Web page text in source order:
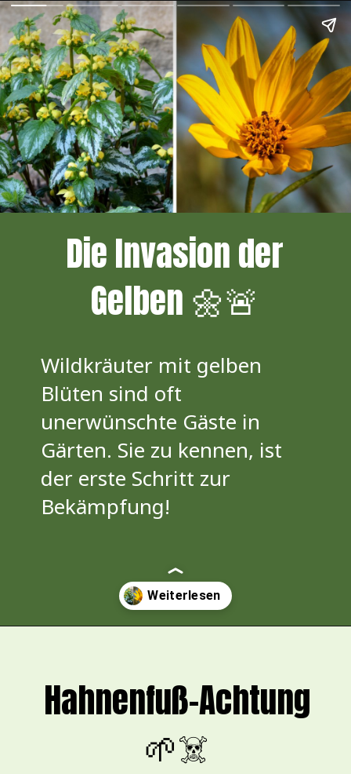
Die Invasion der
Gelben 🌼🚨
Wildkräuter mit gelben
Blüten sind oft
unerwünschte Gäste in
Gärten. Sie zu kennen, ist
der erste Schritt zur
Bekämpfung!
Hahnenfuß-Achtung
🌱☠️